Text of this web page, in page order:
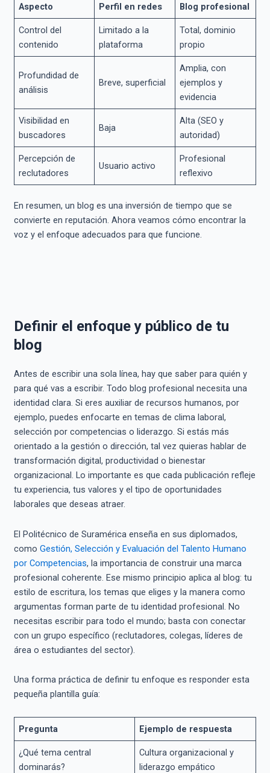
Aspecto Perfil en redes Blog profesional
Control del
contenido
Limitado a la
plataforma
Total, dominio
propio
Profundidad de
análisis
Breve, superficial
Amplia, con
ejemplos y
evidencia
Visibilidad en
buscadores
Baja
Alta (SEO y
autoridad)
Percepción de
reclutadores
Usuario activo
Profesional
reflexivo
En resumen, un blog es una inversión de tiempo que se
convierte en reputación. Ahora veamos cómo encontrar la
voz y el enfoque adecuados para que funcione.
Definir el enfoque y público de tu
blog
Antes de escribir una sola línea, hay que saber para quién y
para qué vas a escribir. Todo blog profesional necesita una
identidad clara. Si eres auxiliar de recursos humanos, por
ejemplo, puedes enfocarte en temas de clima laboral,
selección por competencias o liderazgo. Si estás más
orientado a la gestión o dirección, tal vez quieras hablar de
transformación digital, productividad o bienestar
organizacional. Lo importante es que cada publicación refleje
tu experiencia, tus valores y el tipo de oportunidades
laborales que deseas atraer.
El Politécnico de Suramérica enseña en sus diplomados,
como Gestión, Selección y Evaluación del Talento Humano
por Competencias, la importancia de construir una marca
profesional coherente. Ese mismo principio aplica al blog: tu
estilo de escritura, los temas que eliges y la manera como
argumentas forman parte de tu identidad profesional. No
necesitas escribir para todo el mundo; basta con conectar
con un grupo específico (reclutadores, colegas, líderes de
área o estudiantes del sector).
Una forma práctica de definir tu enfoque es responder esta
pequeña plantilla guía:
Pregunta Ejemplo de respuesta
¿Qué tema central
dominarás?
Cultura organizacional y
liderazgo empático